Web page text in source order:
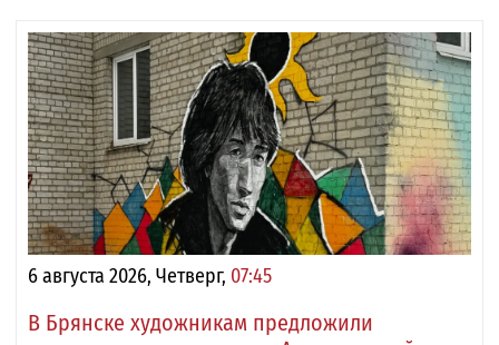
6 августа 2026, Четверг, 07:45
В Брянске художникам предложили